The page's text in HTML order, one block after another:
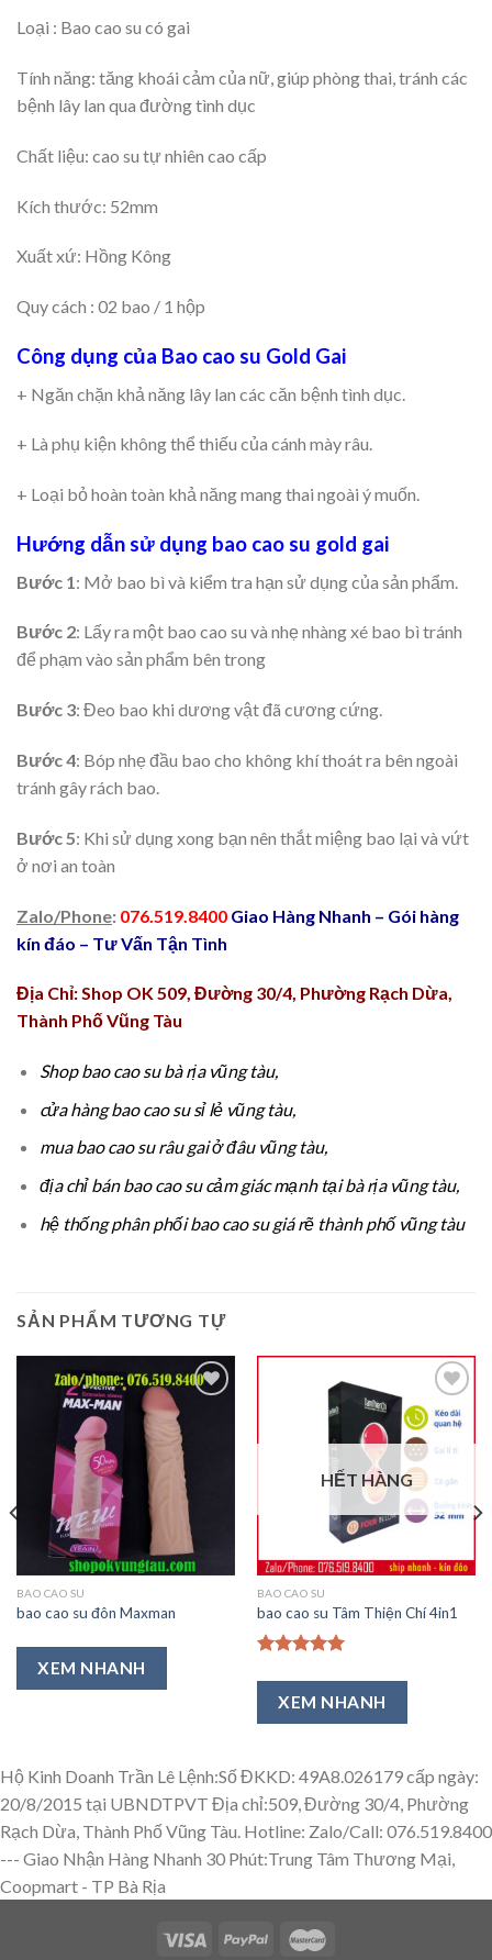
Loại : Bao cao su có gai
Tính năng: tăng khoái cảm của nữ, giúp phòng thai, tránh các
bệnh lây lan qua đường tình dục
Chất liệu: cao su tự nhiên cao cấp
Kích thước: 52mm
Xuất xứ: Hồng Kông
Quy cách : 02 bao / 1 hộp
Công dụng của Bao cao su Gold Gai
+ Ngăn chặn khả năng lây lan các căn bệnh tình dục.
+ Là phụ kiện không thể thiếu của cánh mày râu.
+ Loại bỏ hoàn toàn khả năng mang thai ngoài ý muốn.
Hướng dẫn sử dụng bao cao su gold gai
Bước 1 : Mở bao bì và kiểm tra hạn sử dụng của sản phẩm.
Bước 2: Lấy ra một bao cao su và nhẹ nhàng xé bao bì tránh
để phạm vào sản phẩm bên trong
Bước 3: Đeo bao khi dương vật đã cương cứng.
Bước 4: Bóp nhẹ đầu bao cho không khí thoát ra bên ngoài
tránh gây rách bao.
Bước 5: Khi sử dụng xong bạn nên thắt miệng bao lại và vứt
ở nơi an toàn
Zalo/Phone: 076.519.8400 Giao Hàng Nhanh – Gói hàng
kín đáo – Tư Vấn Tận Tình
Địa Chỉ: Shop OK 509, Đường 30/4, Phường Rạch Dừa,
Thành Phố Vũng Tàu
Shop bao cao subà rịa vũng tàu,
cửa hàng bao cao su sỉ lẻ vũng tàu,
mua bao cao su râu gai ở đâu vũng tàu,
địa chỉ bán bao cao su cảm giác mạnh tại bà rịa vũng tàu,
hệ thống phân phối bao cao su giá rẽ thành phố vũng tàu
SẢN PHẨM TƯƠNG TỰ
BAO CAO SU
bao cao su đôn Maxman
XEM NHANH
Thêm
Ưa
HẾT HÀNG
BAO CAO SU
bao cao su Tâm Thiện Chí 4in1
hạng5.00
5 sao
XEM NHANH
Hộ Kinh Doanh Trần Lê Lệnh:Số ĐKKD: 49A8.026179 cấp ngày:
20/8/2015 tại UBNDTPVT Địa chỉ:509, Đường 30/4, Phường
Rạch Dừa, Thành Phố Vũng Tàu. Hotline: Zalo/Call: 076.519.8400
--- Giao Nhận Hàng Nhanh 30 Phút:Trung Tâm Thương Mại,
Coopmart - TP Bà Rịa